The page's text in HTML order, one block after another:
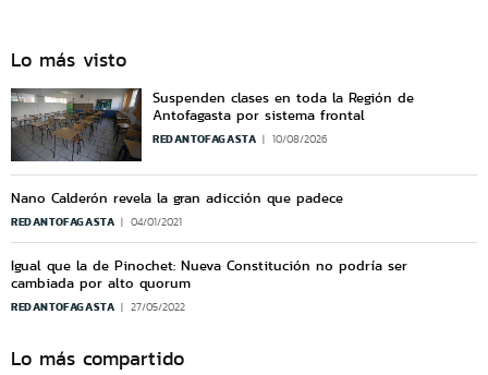
Lo más visto
Suspenden clases en toda la Región de
Antofagasta por sistema frontal
REDANTOFAGASTA 10/08/2026
Nano Calderón revela la gran adicción que padece
REDANTOFAGASTA 04/01/2021
Igual que la de Pinochet: Nueva Constitución no podría ser
cambiada por alto quorum
REDANTOFAGASTA 27/05/2022
Lo más compartido